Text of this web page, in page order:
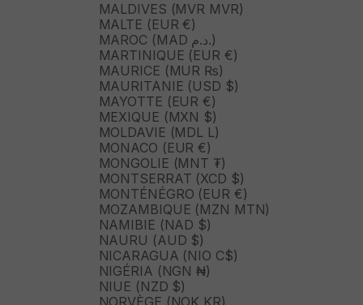
MALDIVES (MVR MVR)
MALTE (EUR €)
MAROC (MAD د.م.)
MARTINIQUE (EUR €)
MAURICE (MUR ₨)
MAURITANIE (USD $)
MAYOTTE (EUR €)
MEXIQUE (MXN $)
MOLDAVIE (MDL L)
MONACO (EUR €)
MONGOLIE (MNT ₮)
MONTSERRAT (XCD $)
MONTÉNÉGRO (EUR €)
MOZAMBIQUE (MZN MTN)
NAMIBIE (NAD $)
NAURU (AUD $)
NICARAGUA (NIO C$)
NIGÉRIA (NGN ₦)
NIUE (NZD $)